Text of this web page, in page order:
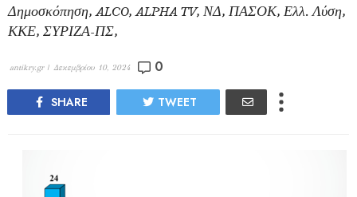
Δημοσκόπηση, ALCO, ALPHA TV, ΝΔ, ΠΑΣΟΚ, Ελλ. Λύση,
ΚΚΕ, ΣΥΡΙΖΑ-ΠΣ,
antikry.gr | Δεκεμβρίου 10, 2024 0
SHARE TWEET